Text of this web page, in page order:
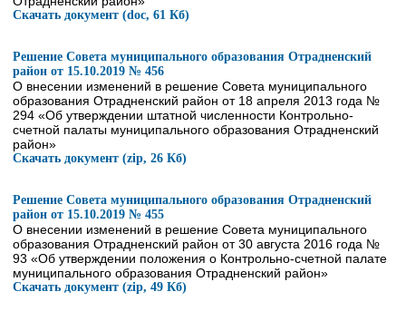
Скачать документ (doc, 61 Кб)
Решение Совета муниципального образования Отрадненский
район от 15.10.2019 № 456
О внесении изменений в решение Совета муниципального
образования Отрадненский район от 18 апреля 2013 года №
294 «Об утверждении штатной численности Контрольно-
счетной палаты муниципального образования Отрадненский
район»
Скачать документ (zip, 26 Кб)
Решение Совета муниципального образования Отрадненский
район от 15.10.2019 № 455
О внесении изменений в решение Совета муниципального
образования Отрадненский район от 30 августа 2016 года №
93 «Об утверждении положения о Контрольно-счетной палате
муниципального образования Отрадненский район»
Скачать документ (zip, 49 Кб)